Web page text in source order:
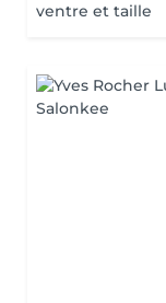
ventre et taille